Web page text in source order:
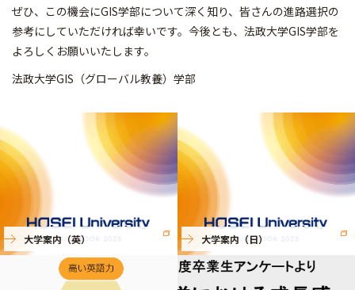
ぜひ、この機会にGIS学部について深く知り、皆さんの進路選択の
参考にしていただければ幸いです。今後とも、法政大学GIS学部を
よろしくお願いいたします。
法政大学GIS（グローバル教養）学部
大学案内（英） 大学案内（日）